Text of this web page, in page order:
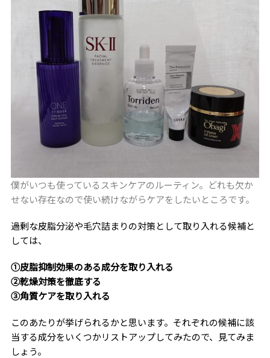
僕がいつも使っているスキンケアのルーティン。どれも欠か
せない存在なので使い続けながらケアをしたいところです。
過剰な皮脂分泌や毛穴詰まりの対策として取り入れる候補と
しては、
①皮脂抑制効果のある成分を取り入れる
②乾燥対策を徹底する
③角質ケアを取り入れる
このあたりが挙げられるかと思います。それぞれの候補に該
当する成分をいくつかリストアップしてみたので、見てみま
しょう。